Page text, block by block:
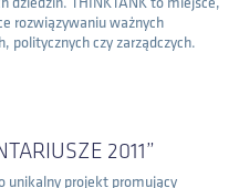
dziedzin. THINKTANK to miejsce,
rozwiązywaniu ważnych
politycznych czy zarządczych.
2011”
unikalny projekt promujący